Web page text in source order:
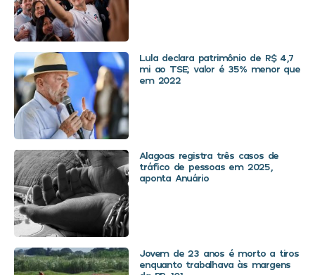
Lula declara patrimônio de R$ 4,7
mi ao TSE; valor é 35% menor que
em 2022
Alagoas registra três casos de
tráfico de pessoas em 2025,
aponta Anuário
Jovem de 23 anos é morto a tiros
enquanto trabalhava às margens